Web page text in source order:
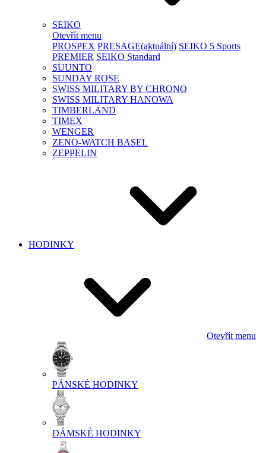
SEIKO
Otevřít menu
PROSPEX PRESAGE(aktuální) SEIKO 5 Sports
PREMIER SEIKO Standard
SUUNTO
SUNDAY ROSE
SWISS MILITARY BY CHRONO
SWISS MILITARY HANOWA
TIMBERLAND
TIMEX
WENGER
ZENO-WATCH BASEL
ZEPPELIN
HODINKY
Otevřít menu
PÁNSKÉ HODINKY
DÁMSKÉ HODINKY